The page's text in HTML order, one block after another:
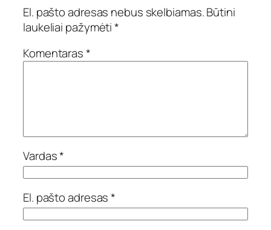
El. pašto adresas nebus skelbiamas.Būtini
laukeliai pažymėti*
Komentaras*
Vardas*
El. pašto adresas*